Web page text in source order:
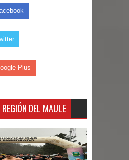
Plus
DEL MAULE